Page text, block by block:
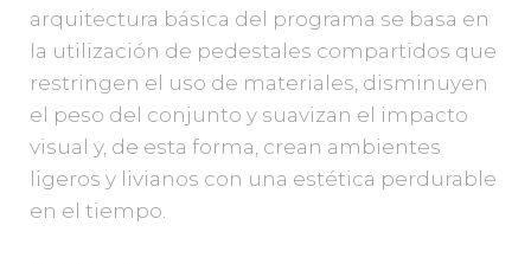
arquitectura básica del programa se basa en
la utilización de pedestales compartidos que
restringen el uso de materiales, disminuyen
el peso del conjunto y suavizan el impacto
visual y, de esta forma, crean ambientes
ligeros y livianos con una estética perdurable
en el tiempo.